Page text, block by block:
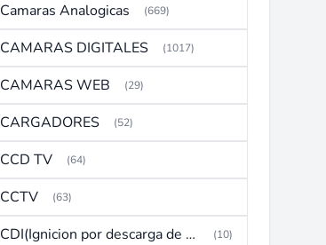
Camaras Analogicas (669)
CAMARAS DIGITALES (1017)
CAMARAS WEB (29)
CARGADORES (52)
CCD TV (64)
CCTV (63)
CDI(Ignicion por descarga de capacitor) (10)